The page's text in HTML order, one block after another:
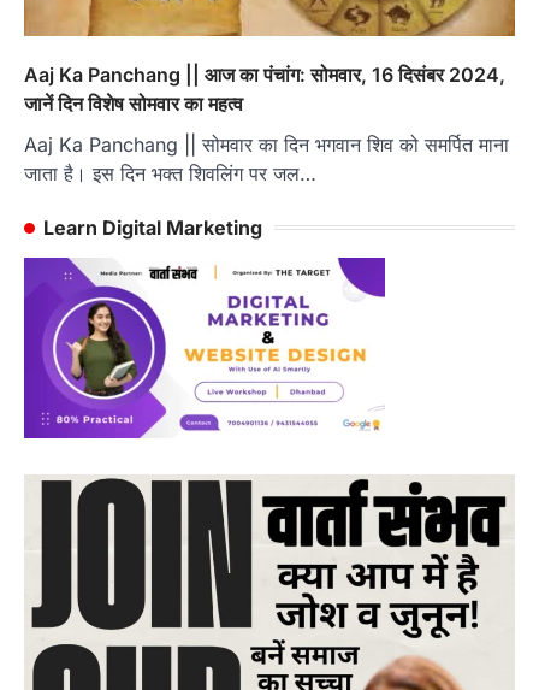
Aaj Ka Panchang || आज का पंचांग: सोमवार, 16 दिसंबर 2024,
जानें दिन विशेष सोमवार का महत्व
Aaj Ka Panchang || सोमवार का दिन भगवान शिव को समर्पित माना
जाता है। इस दिन भक्त शिवलिंग पर जल…
Learn Digital Marketing